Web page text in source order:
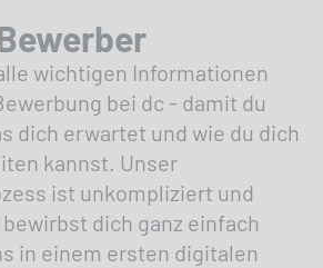
wichtigen Informationen
bei dc - damit du
dich erwartet und wie du dich
kannst. Unser
ist unkompliziert und
dich ganz einfach
in einem ersten digitalen